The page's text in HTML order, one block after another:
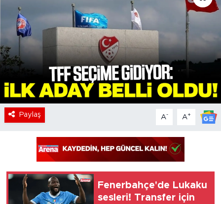
Paylaş A- A+
Fenerbahçe'de Lukaku
sesleri! Transfer için